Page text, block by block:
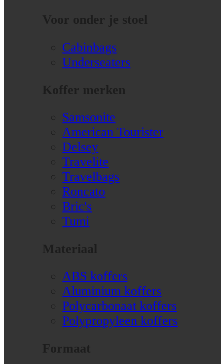
Voor onder je stoel
Cabinbags
Underseaters
Koffer merken
Samsonite
American Tourister
Delsey
Travelite
Travelbags
Roncato
Bric's
Tumi
Materiaal
ABS koffers
Aluminium koffers
Polycarbonaat koffers
Polypropyleen koffers
Formaat